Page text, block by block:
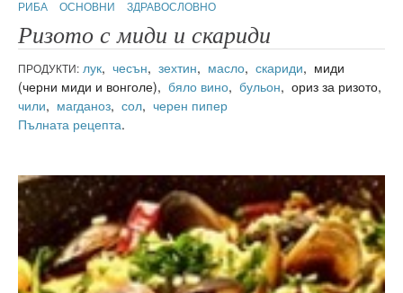
РИБА ОСНОВНИ ЗДРАВОСЛОВНО
Ризото с миди и скариди
ПРОДУКТИ: лук, чесън, зехтин, масло, скариди, миди
(черни миди и вонголе), бяло вино, бульон, ориз за ризото,
чили, магданоз, сол, черен пипер
Пълната рецепта.